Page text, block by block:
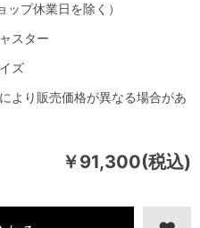
￥91,300(税込)
より販売価格が異なる場合があ
プ休業日を除く）
スター
ズ